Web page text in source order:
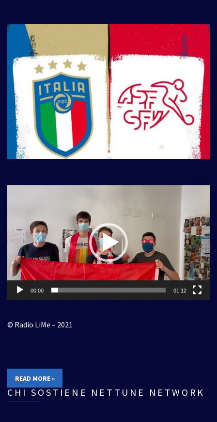
00:00 01:12
© Radio LiMe – 2021
READ MORE »
CHI SOSTIENE NETTUNE NETWORK